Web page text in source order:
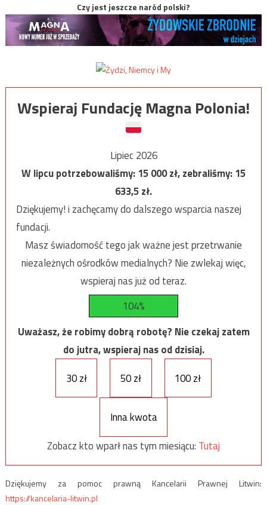
Czy jest jeszcze naród polski?
Wspieraj Fundację Magna Polonia!
Lipiec 2026
W lipcu potrzebowaliśmy:15 000zł, zebraliśmy:15
633,5zł.
Dziękujemy! i zachęcamy do dalszego wsparcia naszej
fundacji.
Masz świadomość tego jak ważne jest przetrwanie
niezależnych ośrodków medialnych? Nie zwlekaj więc,
wspieraj nas już od teraz.
104%
Uważasz, że robimy dobrą robotę? Nie czekaj zatem
do jutra, wspieraj nas od dzisiaj.
30 zł
50 zł 100 zł
Inna kwota
Zobacz kto wparł nas tym miesiącu: Tutaj
Dziękujemy za pomoc prawną Kancelarii Prawnej Litwin:
https://kancelaria-litwin.pl